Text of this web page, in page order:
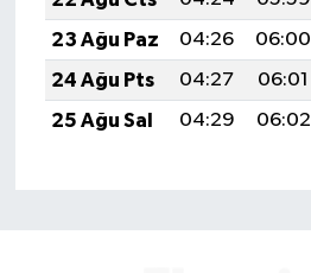
23 Ağu Paz
04:26 06:00
24 Ağu Pts
04:27 06:01
25 Ağu Sal
04:29 06:02